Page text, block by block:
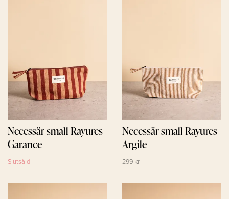
Necessär small Rayures
Garance
Slutsåld
Necessär small Rayures
Argile
299 kr